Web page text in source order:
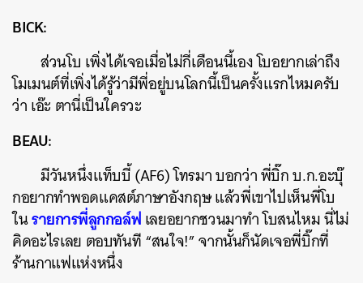
BICK:
ส่วนโบ เพิ่งได้เจอเมื่อไม่กี่เดือนนี้เอง โบอยากเล่าถึง
โมเมนต์ที่เพิ่งได้รู้ว่ามีพี่อยู่บนโลกนี้เป็นครั้งแรกไหมครับ
ว่า เอ๊ะ ตานี่เป็นใครวะ
BEAU:
มีวันหนึ่งแท็บบี้ (AF6) โทรมา บอกว่า พี่บิ๊ก บ.ก.อะบุ๊
กอยากทำพอดแคสต์ภาษาอังกฤษ แล้วพี่เขาไปเห็นพี่โบ
ในรายการพี่ลูกกอล์ฟเลยอยากชวนมาทำ โบสนไหม นี่ไม่
คิดอะไรเลย ตอบทันที “สนใจ!” จากนั้นก็นัดเจอพี่บิ๊กที่
ร้านกาแฟแห่งหนึ่ง